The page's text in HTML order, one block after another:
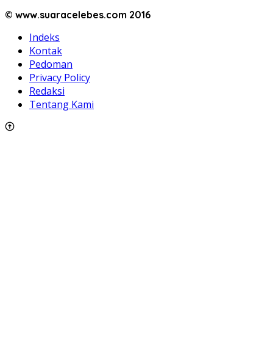
© www.suaracelebes.com 2016
Indeks
Kontak
Pedoman
Privacy Policy
Redaksi
Tentang Kami